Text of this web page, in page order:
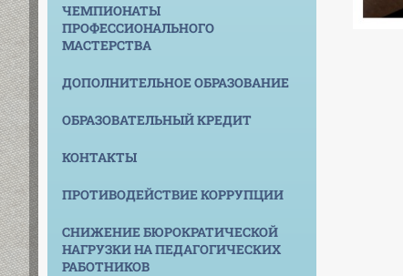
ЧЕМПИОНАТЫ
ПРОФЕССИОНАЛЬНОГО
МАСТЕРСТВА
ДОПОЛНИТЕЛЬНОЕ ОБРАЗОВАНИЕ
ОБРАЗОВАТЕЛЬНЫЙ КРЕДИТ
КОНТАКТЫ
ПРОТИВОДЕЙСТВИЕ КОРРУПЦИИ
СНИЖЕНИЕ БЮРОКРАТИЧЕСКОЙ
НАГРУЗКИ НА ПЕДАГОГИЧЕСКИХ
РАБОТНИКОВ